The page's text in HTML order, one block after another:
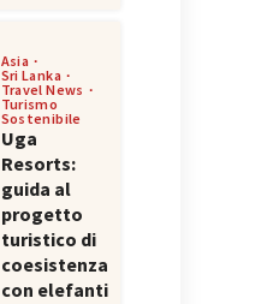
Asia
Sri Lanka
Travel News
Turismo
Sostenibile
Uga
Resorts:
guida al
progetto
turistico di
coesistenza
con elefanti